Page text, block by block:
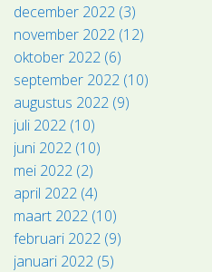
december 2022 (3)
november 2022 (12)
oktober 2022 (6)
september 2022 (10)
augustus 2022 (9)
juli 2022 (10)
juni 2022 (10)
mei 2022 (2)
april 2022 (4)
maart 2022 (10)
februari 2022 (9)
januari 2022 (5)